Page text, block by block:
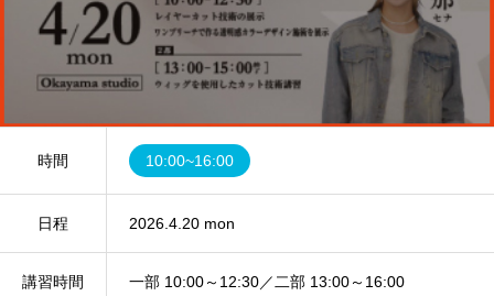
時間 10:00~16:00
日程 2026.4.20 mon
講習時間 一部 10:00～12:30／二部 13:00～16:00